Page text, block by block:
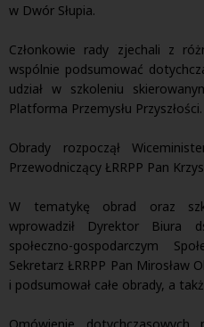
w Dwór Słupia.
Członkowie rady zjechali z
wspólnie podsumować
udział w szkoleniu
Platforma Przemysłu Przyszłości.
Obrady rozpoczął
Przewodniczący ŁRRPP Pan
W tematykę obrad oraz
wprowadził Dyrektor Biura
społeczno-gospodarczym
Sekretarz ŁRRPP Pan Mirosław
i podsumował całe obrady, a